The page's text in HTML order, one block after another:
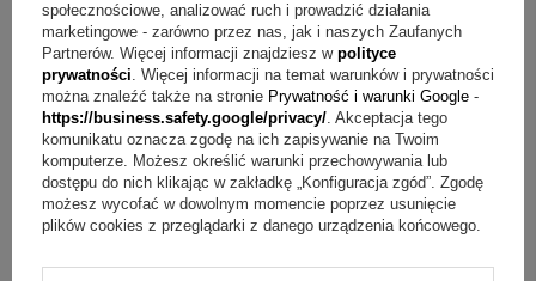
Dzień Dziecka Księga Baśni ze zdjęciem
dziecka Zielona Sowa
Personalizuj
89,00 zł
społecznościowe, analizować ruch i prowadzić działania
marketingowe - zarówno przez nas, jak i naszych Zaufanych
Partnerów. Więcej informacji znajdziesz w polityce
prywatności. Więcej informacji na temat warunków i prywatności
można znaleźć także na stronie Prywatność i warunki Google -
https://business.safety.google/privacy/. Akceptacja tego
komunikatu oznacza zgodę na ich zapisywanie na Twoim
komputerze. Możesz określić warunki przechowywania lub
dostępu do nich klikając w zakładkę „Konfiguracja zgód”. Zgodę
możesz wycofać w dowolnym momencie poprzez usunięcie
plików cookies z przeglądarki z danego urządzenia końcowego.